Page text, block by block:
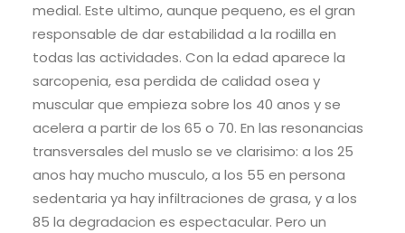
medial. Este ultimo, aunque pequeno, es el gran
responsable de dar estabilidad a la rodilla en
todas las actividades. Con la edad aparece la
sarcopenia, esa perdida de calidad osea y
muscular que empieza sobre los 40 anos y se
acelera a partir de los 65 o 70. En las resonancias
transversales del muslo se ve clarisimo: a los 25
anos hay mucho musculo, a los 55 en persona
sedentaria ya hay infiltraciones de grasa, y a los
85 la degradacion es espectacular. Pero un